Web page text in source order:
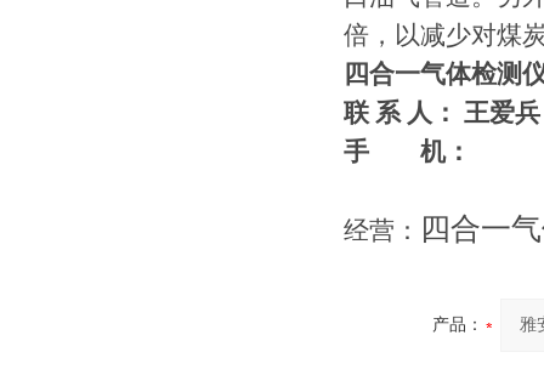
倍，以减少对煤
四合一气体检测
联 系 人： 王爱兵
手 机：
经营： 四合一
产品：